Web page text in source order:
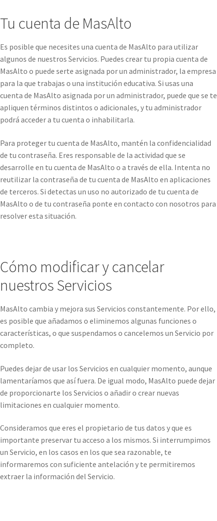
Tu cuenta de MasAlto
Es posible que necesites una cuenta de MasAlto para utilizar
algunos de nuestros Servicios. Puedes crear tu propia cuenta de
MasAlto o puede serte asignada por un administrador, la empresa
para la que trabajas o una institución educativa. Si usas una
cuenta de MasAlto asignada por un administrador, puede que se te
apliquen términos distintos o adicionales, y tu administrador
podrá acceder a tu cuenta o inhabilitarla.
Para proteger tu cuenta de MasAlto, mantén la confidencialidad
de tu contraseña. Eres responsable de la actividad que se
desarrolle en tu cuenta de MasAlto o a través de ella. Intenta no
reutilizar la contraseña de tu cuenta de MasAlto en aplicaciones
de terceros. Si detectas un uso no autorizado de tu cuenta de
MasAlto o de tu contraseña ponte en contacto con nosotros para
resolver esta situación.
Cómo modificar y cancelar
nuestros Servicios
MasAlto cambia y mejora sus Servicios constantemente. Por ello,
es posible que añadamos o eliminemos algunas funciones o
características, o que suspendamos o cancelemos un Servicio por
completo.
Puedes dejar de usar los Servicios en cualquier momento, aunque
lamentaríamos que así fuera. De igual modo, MasAlto puede dejar
de proporcionarte los Servicios o añadir o crear nuevas
limitaciones en cualquier momento.
Consideramos que eres el propietario de tus datos y que es
importante preservar tu acceso a los mismos. Si interrumpimos
un Servicio, en los casos en los que sea razonable, te
informaremos con suficiente antelación y te permitiremos
extraer la información del Servicio.